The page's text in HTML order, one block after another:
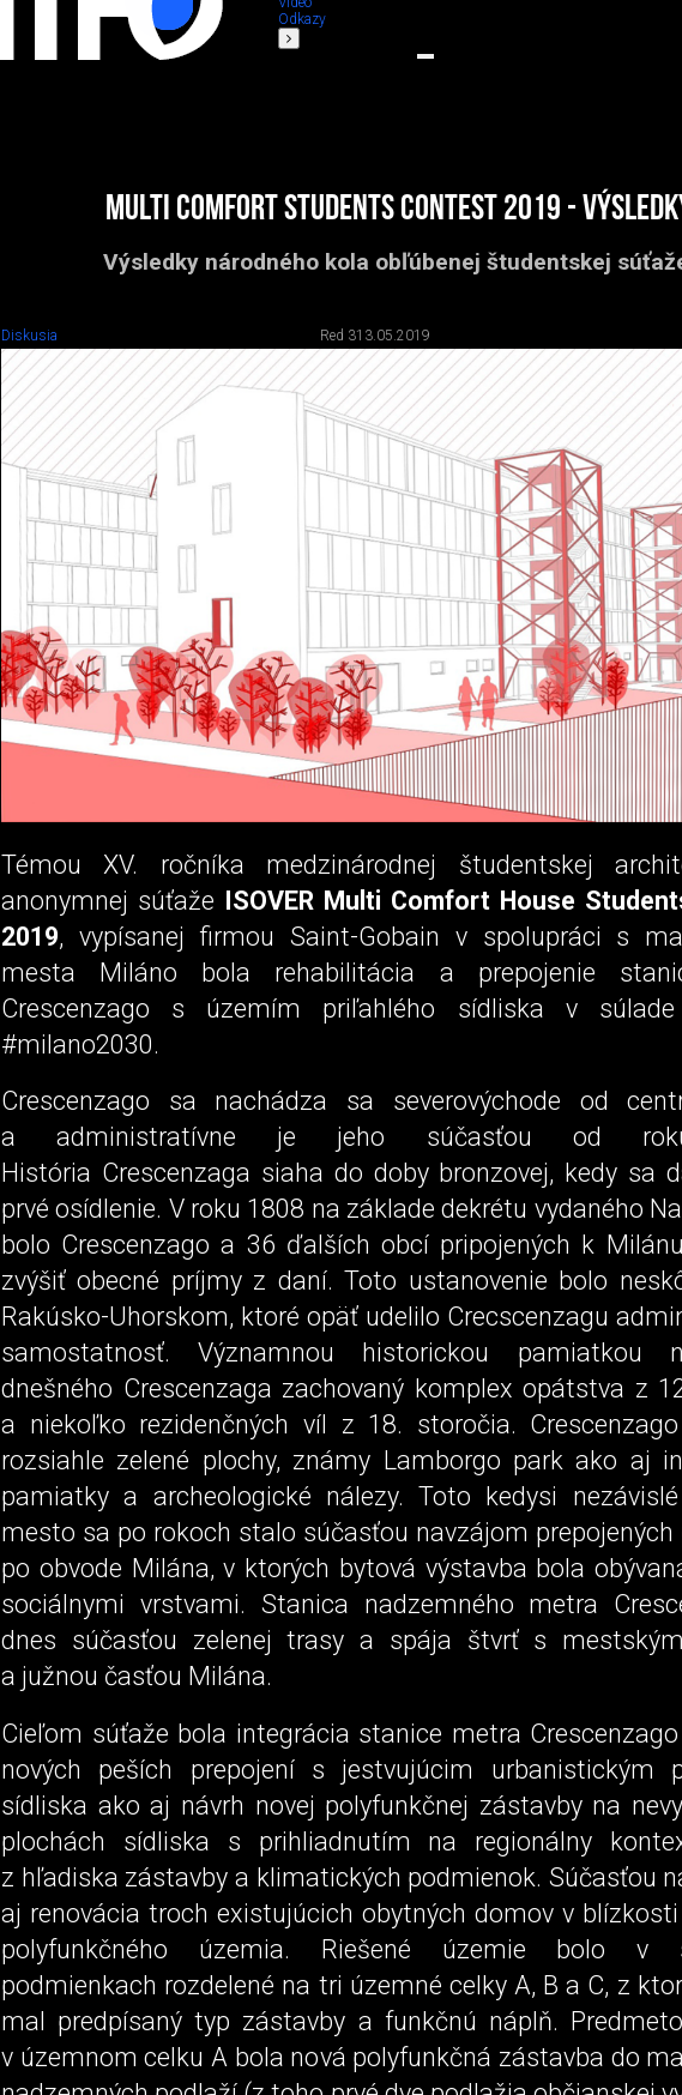
Odkazy
Multi Comfort Students Contest 2019 -
Výsledky národného kola obľúbenej študentskej
Diskusia Red 313.05.2019
Témou XV. ročníka medzinárodnej študentskej
anonymnej súťaže ISOVER Multi Comfort House
2019, vypísanej firmou Saint-Gobain v spolupráci s
mesta Miláno bola rehabilitácia a prepojenie
Crescenzago s územím priľahlého sídliska v
#milano2030.
Crescenzago sa nachádza sa severovýchode od
a administratívne je jeho súčasťou od
História Crescenzaga siaha do doby bronzovej, kedy sa
prvé osídlenie. V roku 1808 na základe dekrétu vydaného
bolo Crescenzago a 36 ďalších obcí pripojených k
zvýšiť obecné príjmy z daní. Toto ustanovenie bolo
Rakúsko-Uhorskom, ktoré opäť udelilo Crecscenzagu
samostatnosť. Významnou historickou pamiatkou
dnešného Crescenzaga zachovaný komplex opátstva z
a niekoľko rezidenčných víl z 18. storočia.
rozsiahle zelené plochy, známy Lamborgo park ako aj
pamiatky a archeologické nálezy. Toto kedysi
mesto sa po rokoch stalo súčasťou navzájom
po obvode Milána, v ktorých bytová výstavba bola
sociálnymi vrstvami. Stanica nadzemného metra
dnes súčasťou zelenej trasy a spája štvrť s
a južnou časťou Milána.
Cieľom súťaže bola integrácia stanice metra
nových peších prepojení s jestvujúcim urbanistickým
sídliska ako aj návrh novej polyfunkčnej zástavby na
plochách sídliska s prihliadnutím na regionálny
z hľadiska zástavby a klimatických podmienok. Súčasťou
aj renovácia troch existujúcich obytných domov v blízkosti
polyfunkčného územia. Riešené územie bolo v
podmienkach rozdelené na tri územné celky A, B a C, z
mal predpísaný typ zástavby a funkčnú náplň.
v územnom celku A bola nová polyfunkčná zástavba do